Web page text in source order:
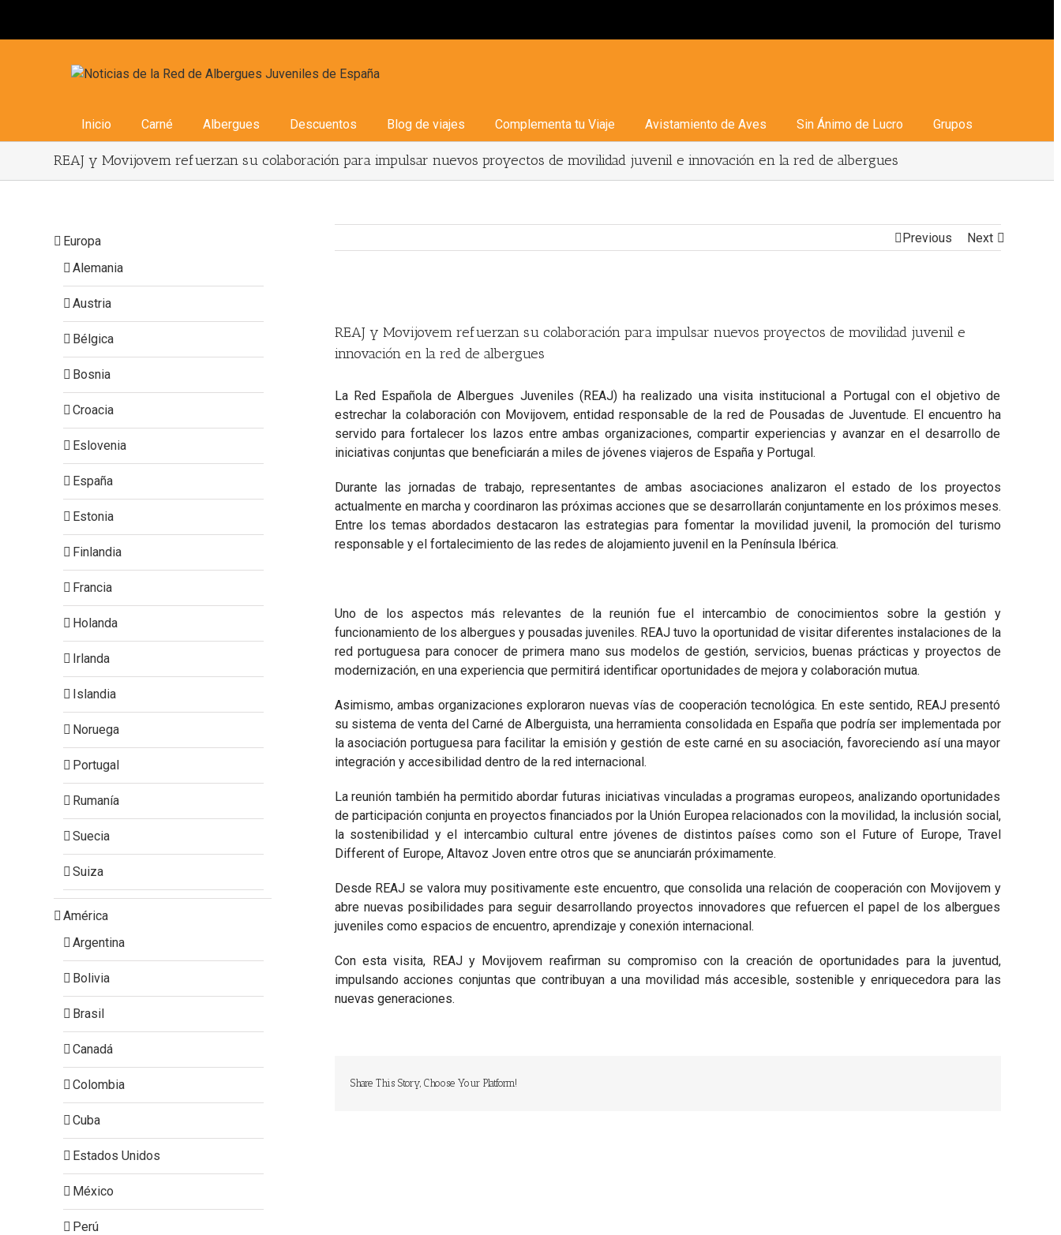
Inicio Carné Albergues Descuentos Blog de viajes Complementa tu Viaje Avistamiento de Aves Sin Ánimo de Lucro Grupos
REAJ y Movijovem refuerzan su colaboración para impulsar nuevos proyectos de movilidad juvenil e innovación en la red de albergues
Previous Next
Larger
Image
REAJ y Movijovem refuerzan su colaboración para impulsar nuevos proyectos de movilidad juvenil e
innovación en la red de albergues
La Red Española de Albergues Juveniles (REAJ) ha realizado una visita institucional a Portugal con el objetivo de
estrechar la colaboración con Movijovem, entidad responsable de la red de Pousadas de Juventude. El encuentro ha
servido para fortalecer los lazos entre ambas organizaciones, compartir experiencias y avanzar en el desarrollo de
iniciativas conjuntas que beneficiarán a miles de jóvenes viajeros de España y Portugal.
Durante las jornadas de trabajo, representantes de ambas asociaciones analizaron el estado de los proyectos
actualmente en marcha y coordinaron las próximas acciones que se desarrollarán conjuntamente en los próximos meses.
Entre los temas abordados destacaron las estrategias para fomentar la movilidad juvenil, la promoción del turismo
responsable y el fortalecimiento de las redes de alojamiento juvenil en la Península Ibérica.
Uno de los aspectos más relevantes de la reunión fue el intercambio de conocimientos sobre la gestión y
funcionamiento de los albergues y pousadas juveniles. REAJ tuvo la oportunidad de visitar diferentes instalaciones de la
red portuguesa para conocer de primera mano sus modelos de gestión, servicios, buenas prácticas y proyectos de
modernización, en una experiencia que permitirá identificar oportunidades de mejora y colaboración mutua.
Asimismo, ambas organizaciones exploraron nuevas vías de cooperación tecnológica. En este sentido, REAJ presentó
su sistema de venta del Carné de Alberguista, una herramienta consolidada en España que podría ser implementada por
la asociación portuguesa para facilitar la emisión y gestión de este carné en su asociación, favoreciendo así una mayor
integración y accesibilidad dentro de la red internacional.
La reunión también ha permitido abordar futuras iniciativas vinculadas a programas europeos, analizando oportunidades
de participación conjunta en proyectos financiados por la Unión Europea relacionados con la movilidad, la inclusión social,
la sostenibilidad y el intercambio cultural entre jóvenes de distintos países como son el Future of Europe, Travel
Different of Europe, Altavoz Joven entre otros que se anunciarán próximamente.
Desde REAJ se valora muy positivamente este encuentro, que consolida una relación de cooperación con Movijovem y
abre nuevas posibilidades para seguir desarrollando proyectos innovadores que refuercen el papel de los albergues
juveniles como espacios de encuentro, aprendizaje y conexión internacional.
Con esta visita, REAJ y Movijovem reafirman su compromiso con la creación de oportunidades para la juventud,
impulsando acciones conjuntas que contribuyan a una movilidad más accesible, sostenible y enriquecedora para las
nuevas generaciones.
Share This Story, Choose Your Platform!
Europa
Alemania
Austria
Bélgica
Bosnia
Croacia
Eslovenia
España
Estonia
Finlandia
Francia
Holanda
Irlanda
Islandia
Noruega
Portugal
Rumanía
Suecia
Suiza
América
Argentina
Bolivia
Brasil
Canadá
Colombia
Cuba
Estados Unidos
México
Perú